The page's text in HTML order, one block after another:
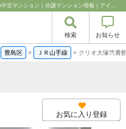
クリオ大塚弐番館 東京都豊島区北大塚3丁目10,499万円の中古マンション｜分譲マンション情報｜アイベックスホーム株式会社
検索 お知らせ
豊島区 > ＪＲ山手線 > クリオ大塚弐番
お気に入り登録